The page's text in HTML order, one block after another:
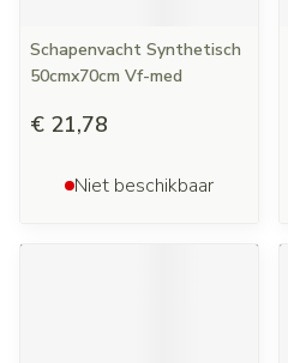
Schapenvacht Synthetisch
50cmx70cm Vf-med
€ 21,78
Niet beschikbaar